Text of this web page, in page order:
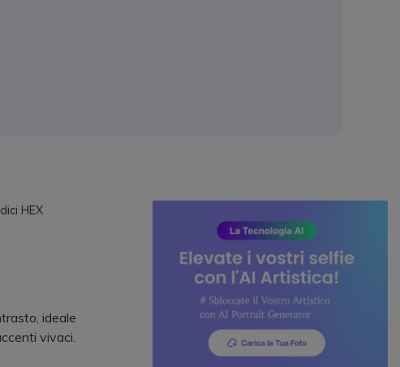
HEX
ideale
vivaci.